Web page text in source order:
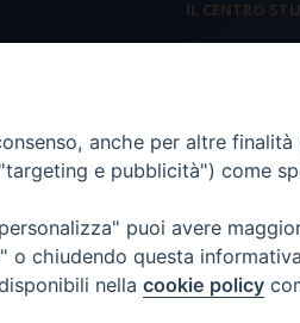
IL CENTRO
Presidenza
anche per altre finalità
e pubblicità") come
puoi avere
chiudendo questa
nella cookie policy